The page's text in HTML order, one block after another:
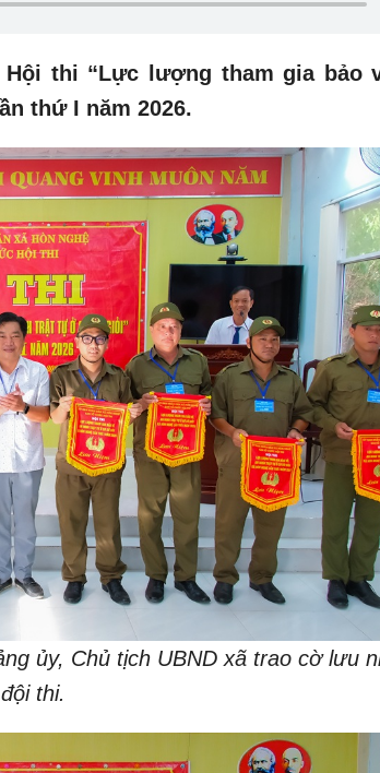
Hội thi “Lực lượng tham gia bảo
thứ I năm 2026.
ủy, Chủ tịch UBND xã trao cờ lưu
thi.